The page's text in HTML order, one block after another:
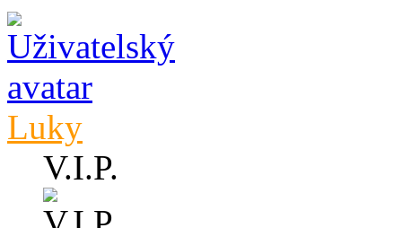
Luky
V.I.P.